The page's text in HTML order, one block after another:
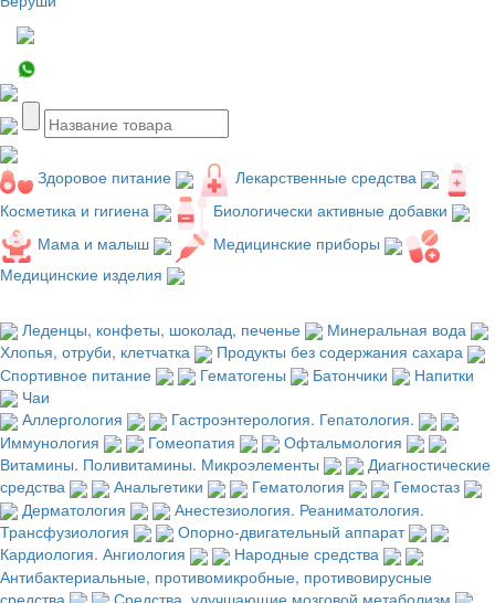
Здоровое питание
Лекарственные средства
Косметика и гигиена
Биологически активные добавки
Мама и малыш
Медицинские приборы
Медицинские изделия
Леденцы, конфеты, шоколад, печенье
Минеральная вода
Хлопья, отруби, клетчатка
Продукты без содержания сахара
Спортивное питание
Гематогены Батончики
Напитки
Чаи
Аллергология
Гастроэнтерология. Гепатология.
Иммунология
Гомеопатия
Офтальмология
Витамины. Поливитамины. Микроэлементы
Диагностические
средства
Анальгетики Гематология
Гемостаз
Дерматология
Анестезиология. Реаниматология.
Трансфузиология
Опорно-двигательный аппарат
Кардиология. Ангиология
Народные средства
Антибактериальные, противомикробные, противовирусные
средства
Средства, улучшающие мозговой метаболизм